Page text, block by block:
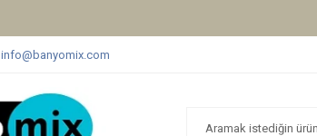
info@banyomix.com